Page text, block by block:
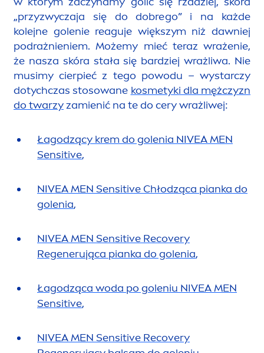
„przyzwyczaja się do dobrego” i na każde
kolejne golenie reaguje większym niż dawniej
podrażnieniem. Możemy mieć teraz wrażenie,
że nasza skóra stała się bardziej wrażliwa. Nie
musimy cierpieć z tego powodu – wystarczy
dotychczas stosowane kosmetyki dla mężczyzn
do twarzyzamienić na te do cery wrażliwej:
Łagodzący krem do golenia NIVEAMEN
Sensitive,
NIVEAMEN Sensitive Chłodząca pianka do
golenia,
NIVEAMEN Sensitive Recovery
Regenerująca pianka do golenia,
Łagodząca woda po goleniu NIVEAMEN
Sensitive,
NIVEAMEN Sensitive Recovery